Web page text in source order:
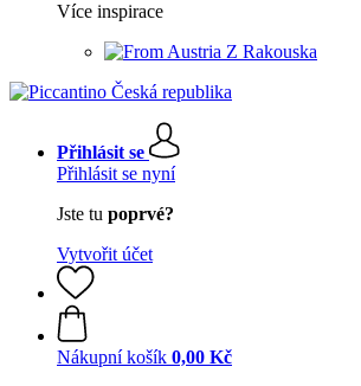
Více inspirace
Z Rakouska
Přihlásit se
Přihlásit se nyní
Jste tu poprvé?
Vytvořit účet
Nákupní košík 0,00 Kč